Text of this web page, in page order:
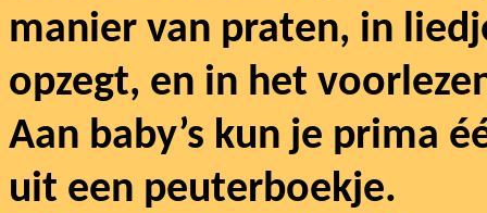
manier van praten, in
opzegt, en in het
Aan baby’s kun je prima
uit een peuterboekje.